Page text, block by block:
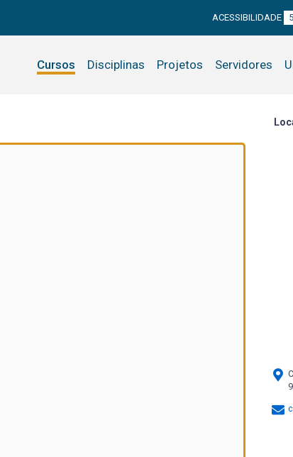
ACESSIBILIDADE 5
Cursos Disciplinas Projetos Servidores